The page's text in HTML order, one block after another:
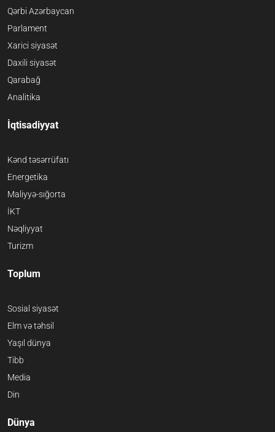
Qərbi Azərbaycan
Parlament
Xarici siyasət
Daxili siyasət
Qarabağ
Analitika
İqtisadiyyat
Kənd təsərrüfatı
Energetika
Maliyyə-sığorta
İKT
Nəqliyyat
Turizm
Toplum
Sosial siyasət
Elm və təhsil
Yaşıl dünya
Tibb
Media
Din
Dünya